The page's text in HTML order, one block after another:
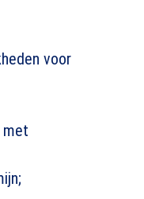
voor
met